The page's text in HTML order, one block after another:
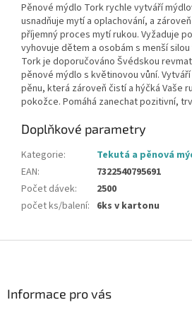
Pěnové mýdlo Tork rychle vytváří
usnadňuje mytí a oplachování, a
příjemný proces mytí rukou. Vyžaduje
vyhovuje dětem a osobám s menší
Tork je doporučováno Švédskou
pěnové mýdlo s květinovou vůní.
pěnu, která zároveň čistí a hýčká Vaše
pokožce. Pomáhá zanechat pozitivní,
Doplňkové parametry
Kategorie:
Tekutá a pěnová
EAN:
7322540795691
Počet dávek:
2500
počet ks/balení: 6ks v kartonu
Informace pro vás